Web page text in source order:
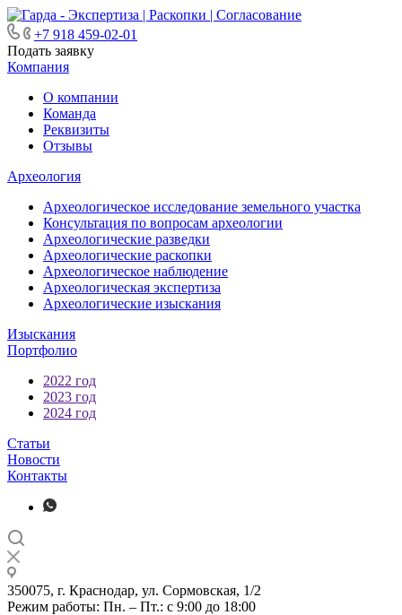
+7 918 459-02-01
Подать заявку
Компания
О компании
Команда
Реквизиты
Отзывы
Археология
Археологическое исследование земельного участка
Консультация по вопросам археологии
Археологические разведки
Археологические раскопки
Археологическое наблюдение
Археологическая экспертиза
Археологические изыскания
Изыскания
Портфолио
2022 год
2023 год
2024 год
Статьи
Новости
Контакты
350075, г. Краснодар, ул. Сормовская, 1/2
Режим работы: Пн. – Пт.: с 9:00 до 18:00